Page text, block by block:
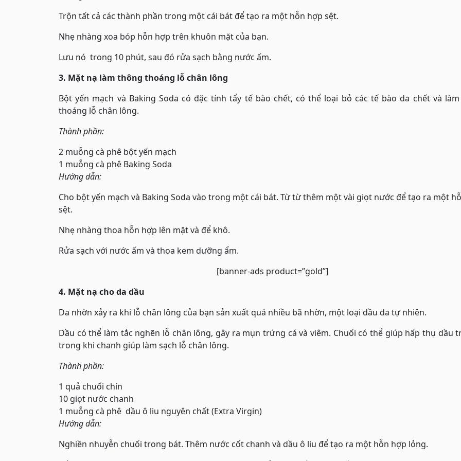
Trộn tất cả các thành phần trong một cái bát để tạo ra một hỗn hợp sệt.
Nhẹ nhàng xoa bóp hỗn hợp trên khuôn mặt của bạn.
Lưu nó trong 10 phút, sau đó rửa sạch bằng nước ấm.
3. Mặt nạ làm thông thoáng lỗ chân lông
Bột yến mạch và Baking Soda có đặc tính tẩy tế bào chết, có thể loại bỏ các tế bào da chết và
thoáng lỗ chân lông.
Thành phần:
2 muỗng cà phê bột yến mạch
1 muỗng cà phê Baking Soda
Hướng dẫn:
Cho bột yến mạch và Baking Soda vào trong một cái bát. Từ từ thêm một vài giọt nước để tạo ra một
sệt.
Nhẹ nhàng thoa hỗn hợp lên mặt và để khô.
Rửa sạch với nước ấm và thoa kem dưỡng ẩm.
[banner-ads product=”gold”]
4. Mặt nạ cho da dầu
Da nhờn xảy ra khi lỗ chân lông của bạn sản xuất quá nhiều bã nhờn, một loại dầu da tự nhiên.
Dầu có thể làm tắc nghẽn lỗ chân lông, gây ra mụn trứng cá và viêm. Chuối có thể giúp hấp thụ dầu
trong khi chanh giúp làm sạch lỗ chân lông.
Thành phần:
1 quả chuối chín
10 giọt nước chanh
1 muỗng cà phê dầu ô liu nguyên chất (Extra Virgin)
Hướng dẫn:
Nghiền nhuyễn chuối trong bát. Thêm nước cốt chanh và dầu ô liu để tạo ra một hỗn hợp lỏng.